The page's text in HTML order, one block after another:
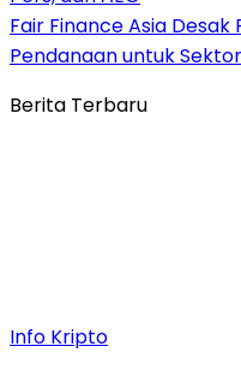
Fair Finance Asia
Pendanaan untuk
Berita Terbaru
Info Kripto